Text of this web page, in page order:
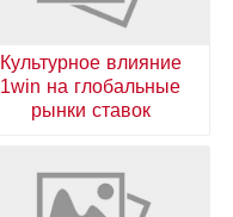
Культурное влияние
1win на глобальные
рынки ставок